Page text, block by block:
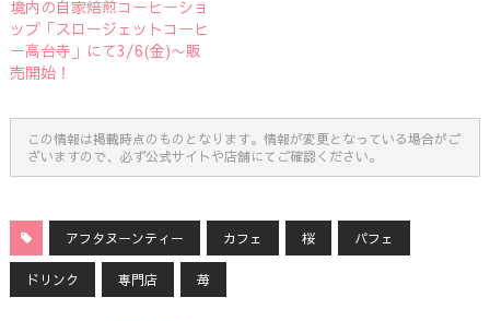
境内の自家焙煎コーヒーショ
ップ「スロージェットコーヒ
ー高台寺」にて3/6(金)〜販
売開始！
この情報は掲載時点のものとなります。情報が変更となっている場合がご
ざいますので、必ず公式サイトや店舗にてご確認ください。
アフタヌーンティー カフェ 桜 パフェ
ドリンク 専門店 苺